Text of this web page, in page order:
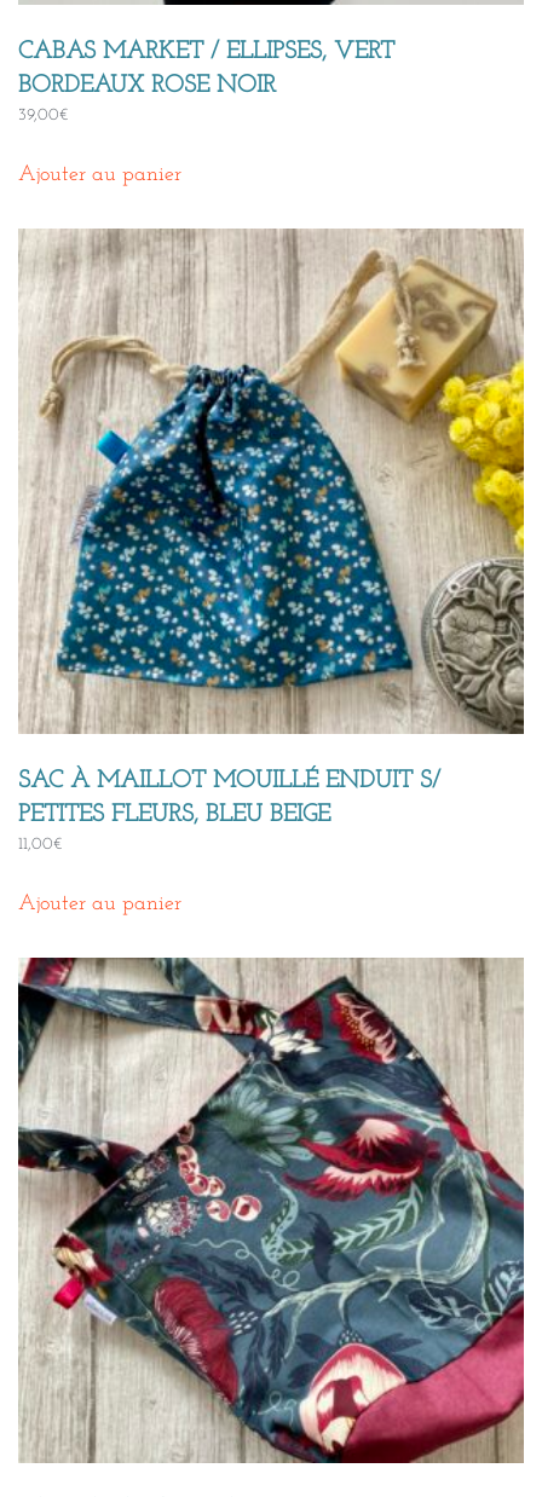
CABAS MARKET / ELLIPSES, VERT
BORDEAUX ROSE NOIR
39,00€
Ajouter au panier
SAC À MAILLOT MOUILLÉ ENDUIT S/
PETITES FLEURS, BLEU BEIGE
11,00€
Ajouter au panier